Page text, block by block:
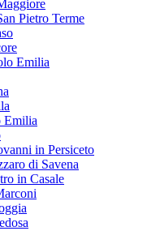
Pietro Terme
Emilia
Emilia
in Persiceto
di Savena
in Casale